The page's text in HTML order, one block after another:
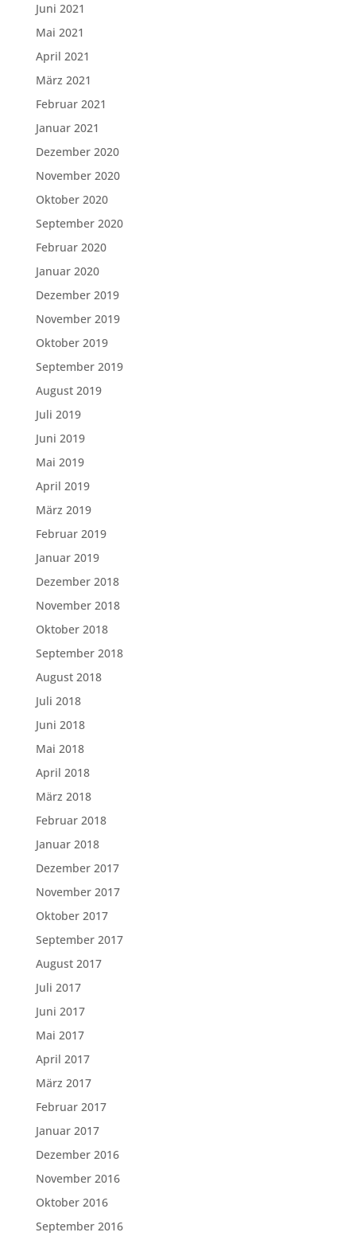
Juni 2021
Mai 2021
April 2021
März 2021
Februar 2021
Januar 2021
Dezember 2020
November 2020
Oktober 2020
September 2020
Februar 2020
Januar 2020
Dezember 2019
November 2019
Oktober 2019
September 2019
August 2019
Juli 2019
Juni 2019
Mai 2019
April 2019
März 2019
Februar 2019
Januar 2019
Dezember 2018
November 2018
Oktober 2018
September 2018
August 2018
Juli 2018
Juni 2018
Mai 2018
April 2018
März 2018
Februar 2018
Januar 2018
Dezember 2017
November 2017
Oktober 2017
September 2017
August 2017
Juli 2017
Juni 2017
Mai 2017
April 2017
März 2017
Februar 2017
Januar 2017
Dezember 2016
November 2016
Oktober 2016
September 2016